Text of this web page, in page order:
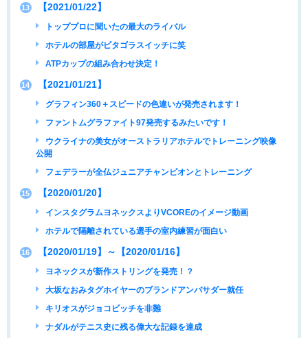
13 【2021/01/22】
トッププロに聞いたの最大のライバル
ホテルの部屋がピタゴラスイッチに笑
ATPカップの組み合わせ決定！
14 【2021/01/21】
グラフィン360＋スピードの色違いが発売されます！
ファントムグラファイト97発売するみたいです！
ウクライナの美女がオーストラリアホテルでトレーニング映像
公開
フェデラーが全仏ジュニアチャンピオンとトレーニング
15 【2020/01/20】
インスタグラムヨネックスよりVCOREのイメージ動画
ホテルで隔離されている選手の室内練習が面白い
16 【2020/01/19】～【2020/01/16】
ヨネックスが新作ストリングを発売！？
大坂なおみタグホイヤーのブランドアンバサダー就任
キリオスがジョコビッチを非難
ナダルがテニス史に残る偉大な記録を達成